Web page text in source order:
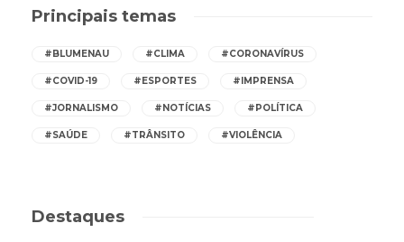
Principais temas
#BLUMENAU #CLIMA #CORONAVÍRUS
#COVID-19 #ESPORTES #IMPRENSA
#JORNALISMO #NOTÍCIAS #POLÍTICA
#SAÚDE #TRÂNSITO #VIOLÊNCIA
Destaques